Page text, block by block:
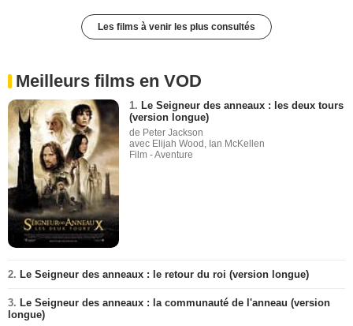
Les films à venir les plus consultés
Meilleurs films en VOD
1. Le Seigneur des anneaux : les deux tours
(version longue)
de Peter Jackson
avec Elijah Wood, Ian McKellen
Film - Aventure
2. Le Seigneur des anneaux : le retour du roi (version longue)
3. Le Seigneur des anneaux : la communauté de l'anneau (version
longue)